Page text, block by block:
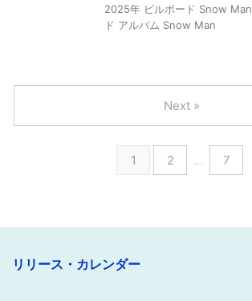
2025年 ビルボード Snow Man
ド アルバム Snow Man
1 2 … 7
Next »
リリース・カレンダー